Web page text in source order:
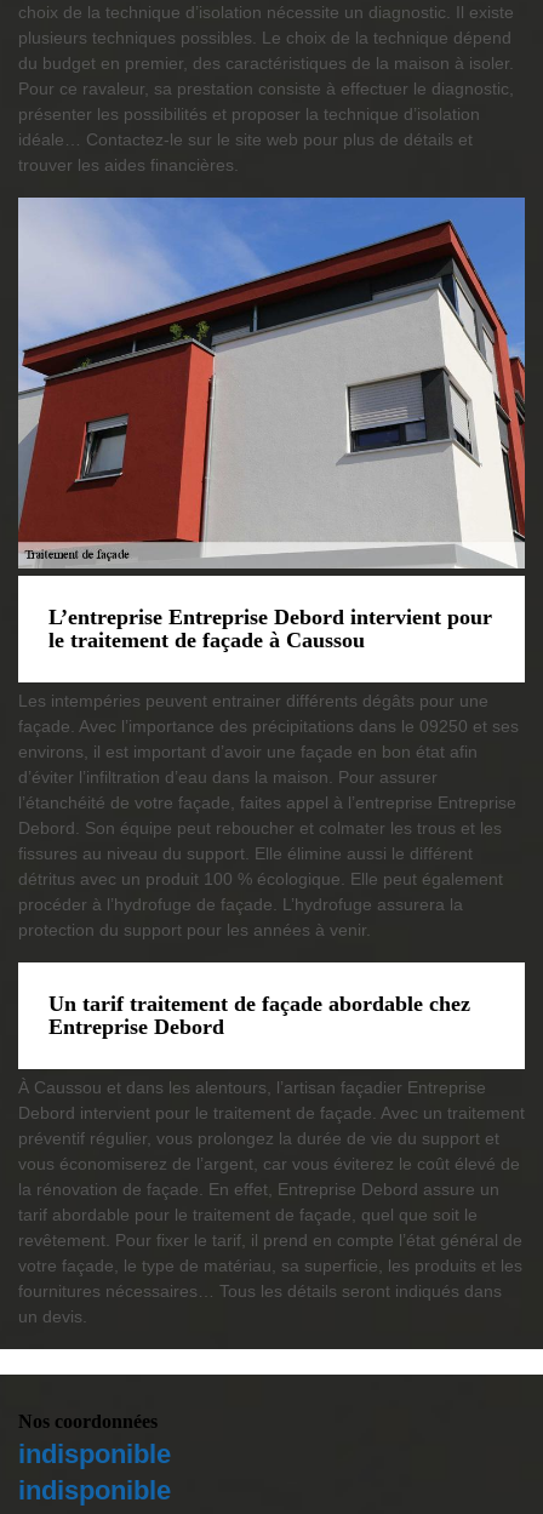
choix de la technique d’isolation nécessite un diagnostic. Il existe
plusieurs techniques possibles. Le choix de la technique dépend
du budget en premier, des caractéristiques de la maison à isoler.
Pour ce ravaleur, sa prestation consiste à effectuer le diagnostic,
présenter les possibilités et proposer la technique d’isolation
idéale… Contactez-le sur le site web pour plus de détails et
trouver les aides financières.
L’entreprise Entreprise Debord intervient pour
le traitement de façade à Caussou
Les intempéries peuvent entrainer différents dégâts pour une
façade. Avec l’importance des précipitations dans le 09250 et ses
environs, il est important d’avoir une façade en bon état afin
d’éviter l’infiltration d’eau dans la maison. Pour assurer
l’étanchéité de votre façade, faites appel à l’entreprise Entreprise
Debord. Son équipe peut reboucher et colmater les trous et les
fissures au niveau du support. Elle élimine aussi le différent
détritus avec un produit 100 % écologique. Elle peut également
procéder à l’hydrofuge de façade. L’hydrofuge assurera la
protection du support pour les années à venir.
Un tarif traitement de façade abordable chez
Entreprise Debord
À Caussou et dans les alentours, l’artisan façadier Entreprise
Debord intervient pour le traitement de façade. Avec un traitement
préventif régulier, vous prolongez la durée de vie du support et
vous économiserez de l’argent, car vous éviterez le coût élevé de
la rénovation de façade. En effet, Entreprise Debord assure un
tarif abordable pour le traitement de façade, quel que soit le
revêtement. Pour fixer le tarif, il prend en compte l’état général de
votre façade, le type de matériau, sa superficie, les produits et les
fournitures nécessaires… Tous les détails seront indiqués dans
un devis.
Nos coordonnées
indisponible
indisponible